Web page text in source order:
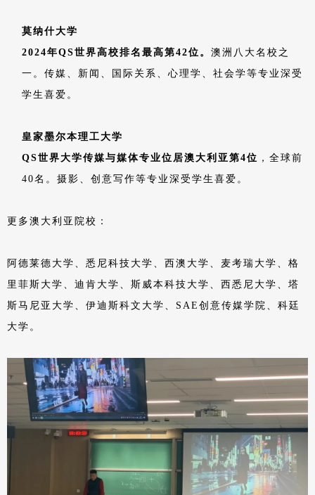
莫纳什大学
2024年QS世界高校排名最高第42位。 澳洲八大名校之
一。传媒、新闻、国际关系、心理学、社会学等专业深受
学生喜爱。
皇家墨尔本理工大学
QS世界大学传媒与媒体专业位居澳大利亚第4位 ，全球前
40名。摄影、创意写作等专业深受学生喜爱。
更多澳大利亚院校：
阿德莱德大学、悉尼科技大学、西澳大学、麦考瑞大学、格
里菲斯大学、迪肯大学、斯威本科技大学、西悉尼大学、塔
斯马尼亚大学、伊迪斯科文大学、SAE创意传媒学院、科廷
大学。